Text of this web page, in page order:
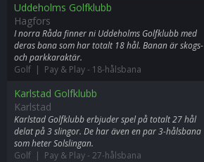
Uddeholms Golfklubb
Hagfors
I norra Råda finner ni Uddeholms Golfklubb med
deras bana som har totalt 18 hål. Banan är skogs-
och parkkaraktär.
Golf | Pay & Play- 18-hålsbana
Karlstad Golfklubb
Karlstad
Karlstad Golfklubb erbjuder spel på totalt 27 hål
delat på 3 slingor. De har även en par 3-hålsbana
som heter Solslingan.
Golf | Pay & Play- 27-hålsbana